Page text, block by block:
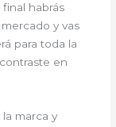
final habrás
y vas
para toda la
en
marca y